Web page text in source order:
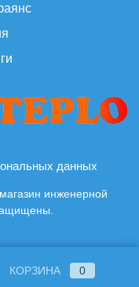
данных
инженерной
КОРЗИНА 0